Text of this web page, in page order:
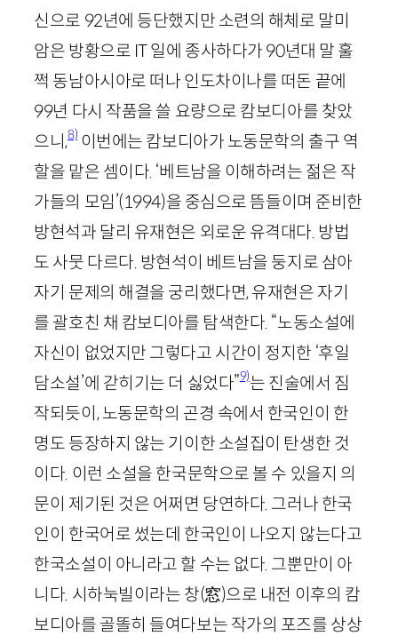
신으로 92년에 등단했지만 소련의 해체로 말미
암은 방황으로 IT일에 종사하다가 90년대 말 훌
쩍 동남아시아로 떠나 인도차이나를 떠돈 끝에
99년 다시 작품을 쓸 요량으로 캄보디아를 찾았
으니,8)이번에는 캄보디아가 노동문학의 출구 역
할을 맡은 셈이다. ‘베트남을 이해하려는 젊은 작
가들의 모임’(1994)을 중심으로 뜸들이며 준비한
방현석과 달리 유재현은 외로운 유격대다. 방법
도 사뭇 다르다. 방현석이 베트남을 둥지로 삼아
자기 문제의 해결을 궁리했다면, 유재현은 자기
를 괄호친 채 캄보디아를 탐색한다. “노동소설에
자신이 없었지만 그렇다고 시간이 정지한 ‘후일
담소설’에 갇히기는 더 싫었다”9)는 진술에서 짐
작되듯이, 노동문학의 곤경 속에서 한국인이 한
명도 등장하지 않는 기이한 소설집이 탄생한 것
이다. 이런 소설을 한국문학으로 볼 수 있을지 의
문이 제기된 것은 어쩌면 당연하다. 그러나 한국
인이 한국어로 썼는데 한국인이 나오지 않는다고
한국소설이 아니라고 할 수는 없다. 그뿐만이 아
니다. 시하눅빌이라는 창(窓)으로 내전 이후의 캄
보디아를 골똘히 들여다보는 작가의 포즈를 상상